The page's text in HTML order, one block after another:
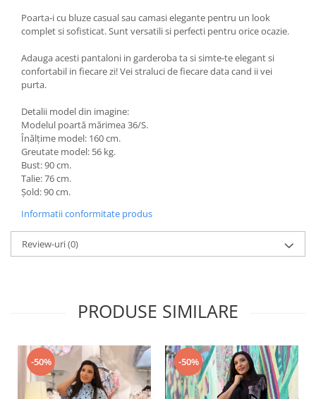
Poarta-i cu bluze casual sau camasi elegante pentru un look
complet si sofisticat. Sunt versatili si perfecti pentru orice ocazie.
Adauga acesti pantaloni in garderoba ta si simte-te elegant si
confortabil in fiecare zi! Vei straluci de fiecare data cand ii vei
purta.
Detalii model din imagine:
Modelul poartă mărimea 36/S.
Înălțime model: 160 cm.
Greutate model: 56 kg.
Bust: 90 cm.
Talie: 76 cm.
Șold: 90 cm.
Informatii conformitate produs
Review-uri(0)
PRODUSE SIMILARE
-50% -50%